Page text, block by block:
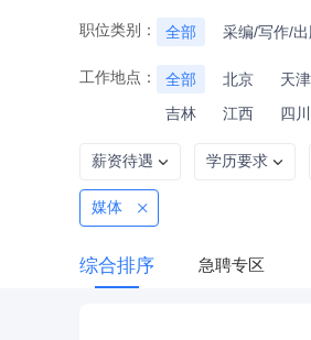
职位类别： 全部 采编/写作/出
工作地点： 全部 北京 天津
吉林
江西 四川
薪资待遇 学历要求
媒体
综合排序 急聘专区